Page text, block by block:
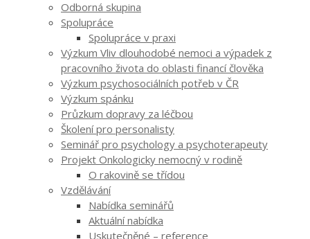
Odborná skupina
Spolupráce
Spolupráce v praxi
Výzkum Vliv dlouhodobé nemoci a výpadek z
pracovního života do oblasti financí člověka
Výzkum psychosociálních potřeb v ČR
Výzkum spánku
Průzkum dopravy za léčbou
Školení pro personalisty
Seminář pro psychology a psychoterapeuty
Projekt Onkologicky nemocný v rodině
O rakovině se třídou
Vzdělávání
Nabídka seminářů
Aktuální nabídka
Uskutečněné – reference